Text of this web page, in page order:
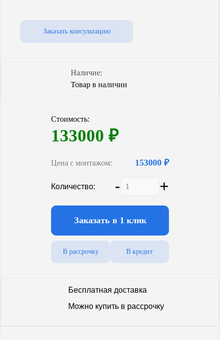
Заказать консультацию
Наличие:
Товар в наличии
Стоимость:
133000 ₽
Цена с монтажом: 153000 ₽
Количество: - +
Заказать в 1 клик
В рассрочку В кредит
Бесплатная доставка
Можно купить в рассрочку